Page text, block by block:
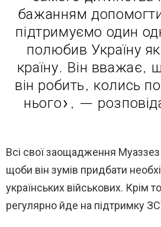
бажанням
підтримуємо один
полюбив Україну
країну. Він вважає,
він робить, колись
нього», —
Всі свої заощадження
щоби він зумів придбати
українських військових. Крім
регулярно йде на підтримку